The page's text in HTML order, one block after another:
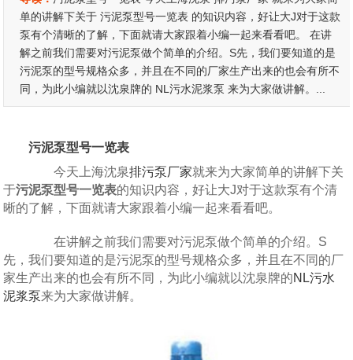
单的讲解下关于 污泥泵型号一览表 的知识内容，好让大J对于这款
泵有个清晰的了解，下面就请大家跟着小编一起来看看吧。 在讲
解之前我们需要对污泥泵做个简单的介绍。S先，我们要知道的是
污泥泵的型号规格众多，并且在不同的厂家生产出来的也会有所不
同，为此小编就以沈泉牌的 NL污水泥浆泵 来为大家做讲解。...
污泥泵型号一览表
今天上海沈泉排污泵厂家就来为大家简单的讲解下关
于污泥泵型号一览表的知识内容，好让大J对于这款泵有个清
晰的了解，下面就请大家跟着小编一起来看看吧。
在讲解之前我们需要对污泥泵做个简单的介绍。S
先，我们要知道的是污泥泵的型号规格众多，并且在不同的厂
家生产出来的也会有所不同，为此小编就以沈泉牌的NL污水
泥浆泵来为大家做讲解。